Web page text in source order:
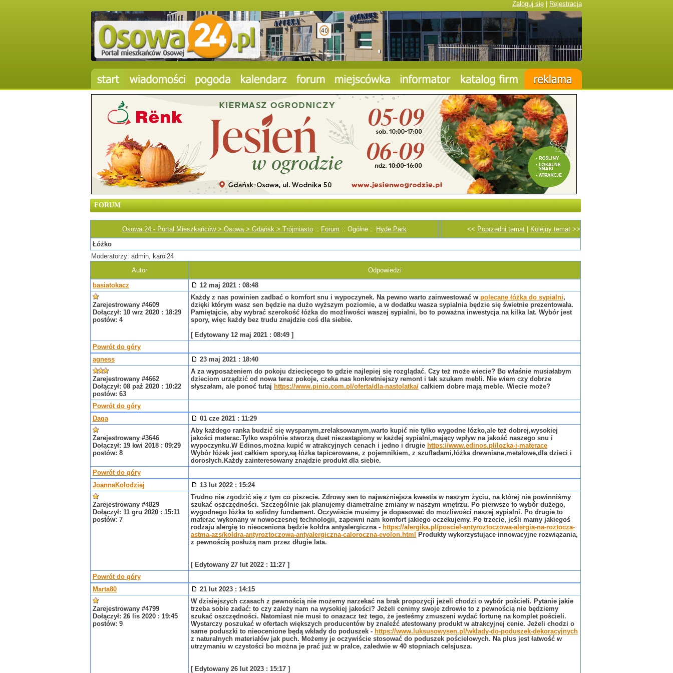
Zaloguj się Rejestracja
FORUM
Osowa 24 - Portal Mieszkańców > Osowa > Gdańsk > Trójmiasto :: Forum :: Ogólne :: Hyde Park << Poprzedni temat Kolejny temat >>
Łóżko
Moderatorzy: admin, karol24
Autor
Odpowiedzi
basiatokacz
12 maj 2021 : 08:48
Zarejestrowany #4609
Dołączył: 10 wrz 2020 : 18:29
postów: 4
Każdy z nas powinien zadbać o komfort snu i wypoczynek. Na pewno warto zainwestować w polecane łóżka do sypialni,
dzięki którym wasz sen będzie na dużo wyższym poziomie, a w dodatku wasza sypialnia będzie się świetnie prezentowała.
Pamiętajcie, aby wybrać szerokość łóżka do możliwości waszej sypialni, bo to poważna inwestycja na kilka lat. Wybór jest
spory, więc każdy bez trudu znajdzie coś dla siebie.
[ Edytowany 12 maj 2021 : 08:49 ]
Powrót do góry
agness
23 maj 2021 : 18:40
Zarejestrowany #4662
Dołączył: 08 paź 2020 : 10:22
postów: 63
A za wyposażeniem do pokoju dziecięcego to gdzie najlepiej się rozglądać. Czy też może wiecie? Bo właśnie musiałabym
dzieciom urządzić od nowa teraz pokoje, czeka nas konkretniejszy remont i tak szukam mebli. Nie wiem czy dobrze
słyszałam, ale ponoć tutaj https://www.pinio.com.pl/oferta/dla-nastolatka/ całkiem dobre mają meble. Wiecie może?
Powrót do góry
Daga
01 cze 2021 : 11:29
Zarejestrowany #3646
Dołączył: 19 kwi 2018 : 09:29
postów: 8
Aby każdego ranka budzić się wyspanym,zrelaksowanym,warto kupić nie tylko wygodne łózko,ale też dobrej,wysokiej
jakości materac.Tylko wspólnie stworzą duet niezastąpiony w każdej sypialni,mający wpływ na jakość naszego snu i
wypoczynku.W Edinos,można kupić w atrakcyjnych cenach i jedno i drugie https://www.edinos.pl/lozka-i-materace
Wybór łóżek jest całkiem spory,są łóżka tapicerowane, z pojemnikiem, z szufladami,łóżka drewniane,metalowe,dla dzieci i
dorosłych.Każdy zainteresowany znajdzie produkt dla siebie.
Powrót do góry
JoannaKolodziej
13 lut 2022 : 15:24
Zarejestrowany #4829
Dołączył: 11 gru 2020 : 15:11
postów: 7
Trudno nie zgodzić się z tym co piszecie. Zdrowy sen to najważniejsza kwestia w naszym życiu, na której nie powinniśmy
szukać oszczędności. Szczególnie jak planujemy diametralne zmiany w naszym wnętrzu. Po pierwsze to wybór dużego,
wygodnego łóżka to solidny fundament. Oczywiście musimy je dopasować do możliwości naszej sypialni. Po drugie to
materac wykonany w nowoczesnej technologii, zapewni nam komfort jakiego oczekujemy. Po trzecie, jeśli mamy jakiegoś
rodzaju alergię to nieoceniona będzie kołdra antyalergiczna - https://alergika.pl/posciel-antyroztoczowa-alergia-na-roztocza-
astma-azs/koldra-antyroztoczowa-antyalergiczna-caloroczna-evolon.html
Produkty wykorzystujące innowacyjne rozwiązania,
z pewnością posłużą nam przez długie lata.
[ Edytowany 27 lut 2022 : 11:27 ]
Powrót do góry
Marta80
21 lut 2023 : 14:15
Zarejestrowany #4799
Dołączył: 26 lis 2020 : 19:45
postów: 9
W dzisiejszych czasach z pewnością nie możemy narzekać na brak propozycji jeżeli chodzi o wybór pościeli. Pytanie jakie
trzeba sobie zadać: to czy zależy nam na wysokiej jakości? Jeżeli cenimy swoje zdrowie to z pewnością nie będziemy
szukać oszczędności. Natomiast nie musi to onazacz też tego, że jesteśmy zmuszeni wydać fortunę na komplet pościeli.
Wystarczy poszukać w ofertach większych producentów by znaleźć atestowany produkt w atrakcyjnej cenie. Jeżeli chodzi o
same poduszki to nieocenione będą wkłady do poduszek - https://www.luksusowysen.pl/wklady-do-poduszek-dekoracyjnych
z naturalnych materiałów jak puch. Możemy je oczywiście stosować do poduszek pościelowych. Na plus jest łatwość w
utrzymaniu w czystości bo można je prać już w pralce, zaledwie w 40 stopniach celsjusza.
[ Edytowany 26 lut 2023 : 15:17 ]